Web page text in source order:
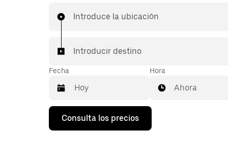
Introduce la ubicación
Introducir destino
Fecha
Pulsa
flecha
Hora
Ahora
Consulta los precios